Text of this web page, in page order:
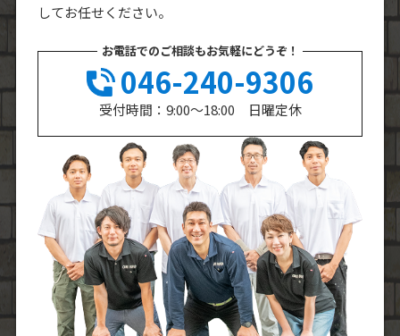
してお任せください。
お電話でのご相談もお気軽にどうぞ！
046-240-9306
受付時間：9:00～18:00 日曜定休